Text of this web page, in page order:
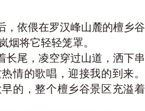
，依偎在罗汉峰山麓的檀乡谷
烟将它轻轻笼罩。
长尾，凌空穿过山道，洒下串
情的歌唱，迎接我的到来。
的，整个檀乡谷景区充溢着